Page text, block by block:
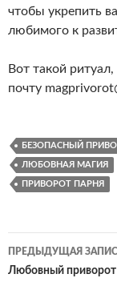
чтобы укрепить
любимого к
Вот такой
почту
БЕЗОПАСНЫЙ
ЛЮБОВНАЯ МАГИЯ
ПРИВОРОТ ПАРНЯ
Навигация
по
ПРЕДЫДУЩАЯ
Любовный приворот